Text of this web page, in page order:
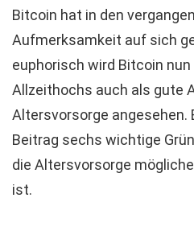
Bitcoin hat in den
Aufmerksamkeit auf sich
euphorisch wird Bitcoin
Allzeithochs auch als gute
Altersvorsorge angesehen.
Beitrag sechs wichtige
die Altersvorsorge
ist.